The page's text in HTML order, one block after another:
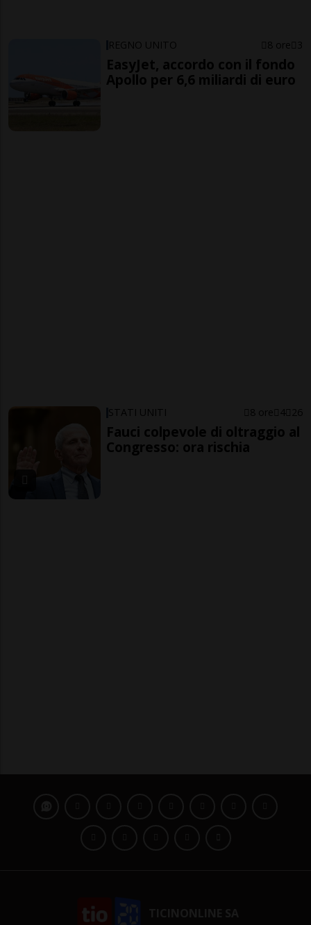
REGNO UNITO 8 ore 3
EasyJet, accordo con il fondo
Apollo per 6,6 miliardi di euro
STATI UNITI 8 ore 4 26
Fauci colpevole di oltraggio al
Congresso: ora rischia